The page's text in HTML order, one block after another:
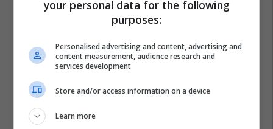
IPKO thyen rekordin e trafikut
mobil në Kosovë, arrin kulmin
prej 60 Gbps
IPKO
your personal data for the following
purposes:
Personalised advertising and content, advertising and
content measurement, audience research and
services development
Store and/or access information on a device
Learn more